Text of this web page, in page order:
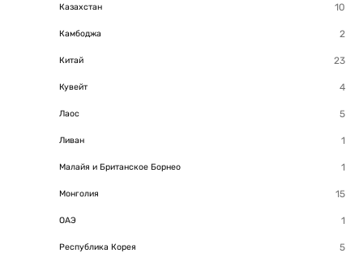
Казахстан
Камбоджа
Китай
Кувейт
Лаос
Ливан
Малайя и Британское Борнео
Монголия
ОАЭ
Республика Корея